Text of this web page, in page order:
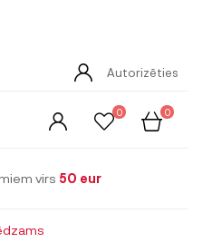
Autorizēties
0 0
virs 50 eur